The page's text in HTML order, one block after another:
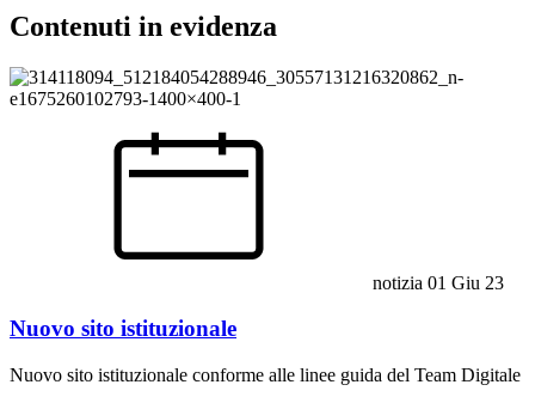
Contenuti in evidenza
notizia 01 Giu 23
Nuovo sito istituzionale
Nuovo sito istituzionale conforme alle linee guida del Team Digitale